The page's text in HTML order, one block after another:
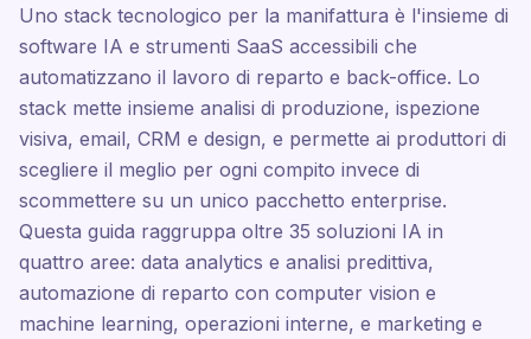
Uno stack tecnologico per la manifattura è l'insieme di
software IA e strumenti SaaS accessibili che
automatizzano il lavoro di reparto e back-office. Lo
stack mette insieme analisi di produzione, ispezione
visiva, email, CRM e design, e permette ai produttori di
scegliere il meglio per ogni compito invece di
scommettere su un unico pacchetto enterprise.
Questa guida raggruppa oltre 35 soluzioni IA in
quattro aree: data analytics e analisi predittiva,
automazione di reparto con computer vision e
machine learning, operazioni interne, e marketing e